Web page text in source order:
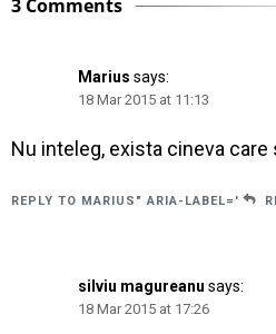
3 Comments
Marius says:
18 Mar 2015 at 11:13
Nu inteleg, exista cineva care
REPLY TO MARIUS" ARIA-LABEL='
silviu magureanu says:
18 Mar 2015 at 17:26